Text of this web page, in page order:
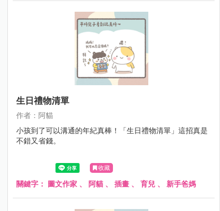
生日禮物清單
作者：阿貓
小孩到了可以溝通的年紀真棒！「生日禮物清單」這招真是
不錯又省錢。
收藏
關鍵字： 圖文作家 、 阿貓 、 插畫 、 育兒 、 新手爸媽